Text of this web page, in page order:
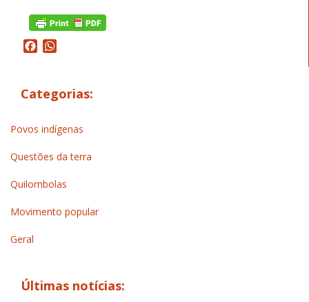
Facebook
Categorias:
Povos indígenas
Questões da terra
Quilombolas
Movimento popular
Geral
Últimas notícias: